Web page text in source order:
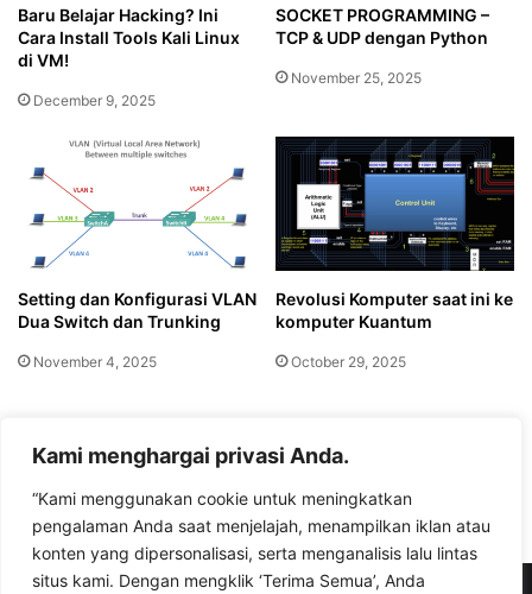
Kami menghargai privasi Anda.
“Kami menggunakan cookie untuk meningkatkan
pengalaman Anda saat menjelajah, menampilkan iklan atau
konten yang dipersonalisasi, serta menganalisis lalu lintas
situs kami. Dengan mengklik ‘Terima Semua’, Anda
Baru Belajar Hacking? Ini
Cara Install Tools Kali Linux
di VM!
December 9, 2025
SOCKET PROGRAMMING –
TCP & UDP dengan Python
November 25, 2025
Setting dan Konfigurasi VLAN
Dua Switch dan Trunking
November 4, 2025
Revolusi Komputer saat ini ke
komputer Kuantum
October 29, 2025
Leave a Reply
logged in